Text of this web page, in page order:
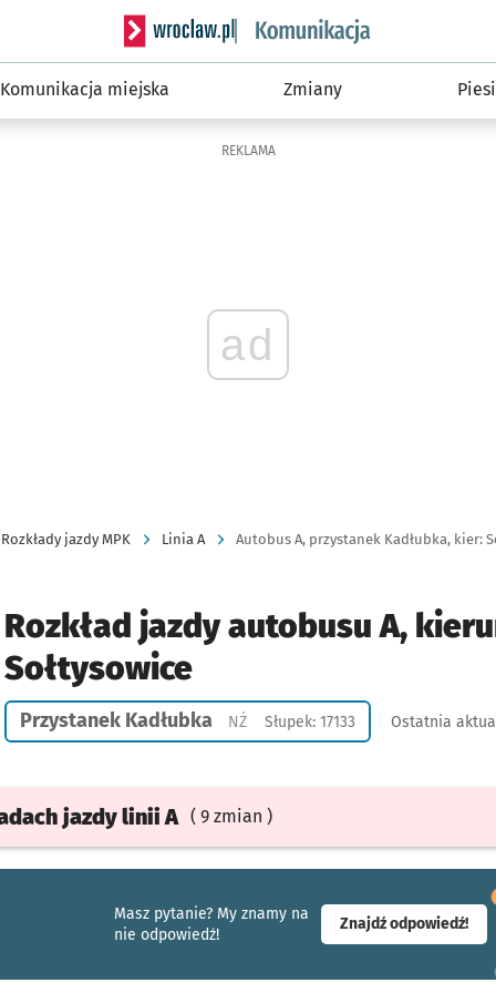
Serwis informacyjny wroclaw.pl podserwis:
Komunikacja miejska Zmiany Piesi
REKLAMA
ad
Rozkłady jazdy MPK Linia A Autobus A, przystanek Kadłubka, kier:
Rozkład jazdy autobusu A,
Sołtysowice
Przystanek Kadłubka NŻPrzystanek na życzenie
Słupek: 17133 Ostatnia
jazdylinii A ( 9 zmian )
Masz pytanie? My znamy na
nie odpowiedź!
Znajdź odpowiedź!-